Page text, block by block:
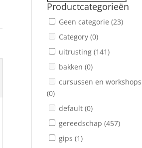
Productcategorieën
Geen categorie(23)
Category(0)
uitrusting(141)
bakken(0)
cursussen en workshops
(0)
default(0)
gereedschap(457)
gips(1)